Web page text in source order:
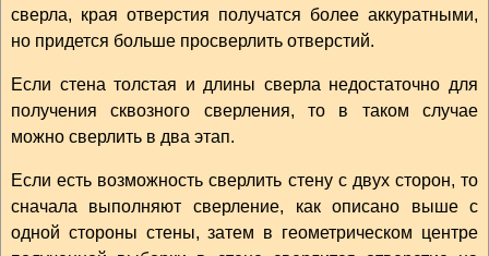
сверла, края отверстия получатся более аккуратными,
но придется больше просверлить отверстий.
Если стена толстая и длины сверла недостаточно для
получения сквозного сверления, то в таком случае
можно сверлить в два этап.
Если есть возможность сверлить стену с двух сторон, то
сначала выполняют сверление, как описано выше с
одной стороны стены, затем в геометрическом центре